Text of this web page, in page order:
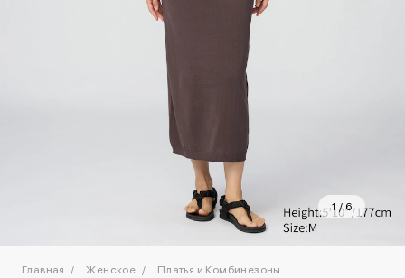
1 /6
Главная Женское Платья и Комбинезоны